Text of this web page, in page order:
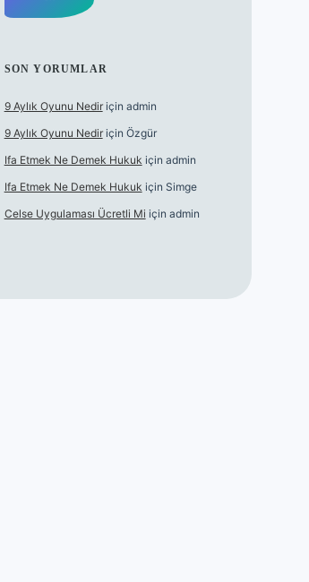
SON YORUMLAR
9 Aylık Oyunu Nediriçin admin
9 Aylık Oyunu Nediriçin Özgür
Ifa Etmek Ne Demek Hukuk için admin
Ifa Etmek Ne Demek Hukuk için Simge
Celse Uygulaması Ücretli Mi için admin